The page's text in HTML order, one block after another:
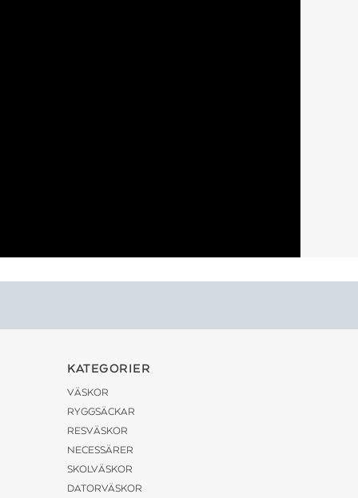
KATEGORIER
VÄSKOR
RYGGSÄCKAR
RESVÄSKOR
NECESSÄRER
SKOLVÄSKOR
DATORVÄSKOR